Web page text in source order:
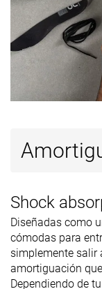
Width
Grosor de la
plantilla
suela
Tirador del
Lengüeta: tipo
Acolchado de
la lengüeta
Ranking #37
Shock
Diseñadas como
cómodas para
simplemente salir
amortiguación
Dependiendo de